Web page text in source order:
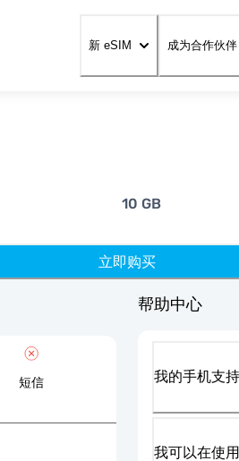
新 eSIM 成为合作伙伴
10 GB
立即购买
短信
帮助中心
我的手机支
我可以在使